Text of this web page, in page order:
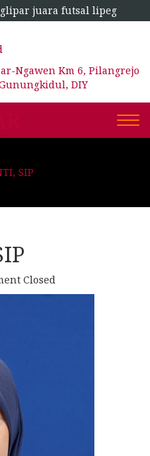
juara futsal lipeg
Ngawen Km 6, Pilangrejo
DIY
SIP
Closed